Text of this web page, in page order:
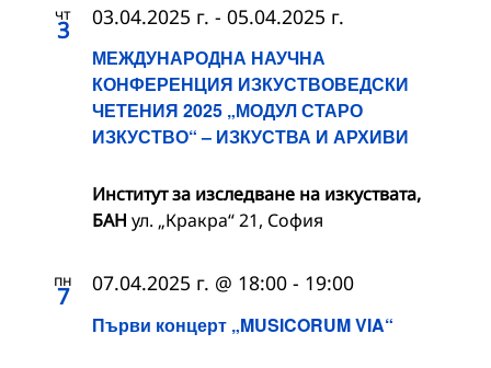
чт
3
МЕЖДУНАРОДНА НАУЧНА
КОНФЕРЕНЦИЯ ИЗКУСТВОВЕДСКИ
ЧЕТЕНИЯ 2025 „МОДУЛ СТАРО
ИЗКУСТВО“ – ИЗКУСТВА И АРХИВИ
03.04.2025 г. - 05.04.2025 г.
Институт за изследване на изкуствата,
БАН ул. „Кракра“ 21, София
пн
7
Първи концерт „MUSICORUM VIA“
07.04.2025 г. @ 18:00 - 19:00